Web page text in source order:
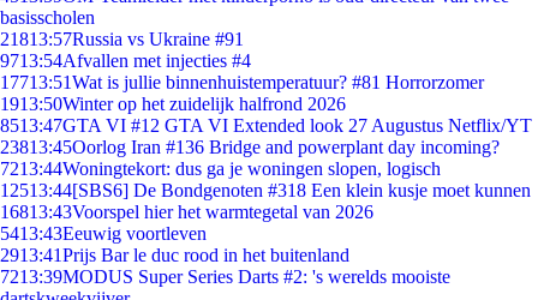
basisscholen
21813:57Russia vs Ukraine #91
9713:54Afvallen met injecties #4
17713:51Wat is jullie binnenhuistemperatuur? #81 Horrorzomer
1913:50Winter op het zuidelijk halfrond 2026
8513:47GTA VI #12 GTA VI Extended look 27 Augustus Netflix/YT
23813:45Oorlog Iran #136 Bridge and powerplant day incoming?
7213:44Woningtekort: dus ga je woningen slopen, logisch
12513:44[SBS6] De Bondgenoten #318 Een klein kusje moet kunnen
16813:43Voorspel hier het warmtegetal van 2026
5413:43Eeuwig voortleven
2913:41Prijs Bar le duc rood in het buitenland
7213:39MODUS Super Series Darts #2: 's werelds mooiste